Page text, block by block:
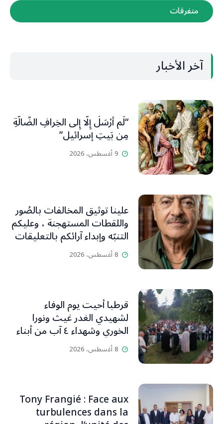
متفرقات
آخر الأخبار
“لَم أُرْسَلْ إِلَّا إِلى الخِرافِ الضَّالَّةِ
مِن بَيتِ إسرائيل”
9 أغسطس، 2026
علينا توثيق المخالفات بالصُور
واللقطات المستهجنة ، وعليكم
التنبّه وإبداء آرائكم بالتعليقات
(جورج صبّاغ)
8 أغسطس، 2026
قرطبا أحيت يوم الوفاء
لشهيدي الغدر غيث ونورا
الخوري وشهداء ٤ آب من أبناء
البلدة.. كارين الخوري افرام: لقد
كان بيتنا، بوجود والدي، ينبض
إقفاله لكنه لم يستطع لأنه
بيت رسالة وتاريخ وإيمان وقيم
8 أغسطس، 2026
Tony Frangié : Face aux
turbulences dans la